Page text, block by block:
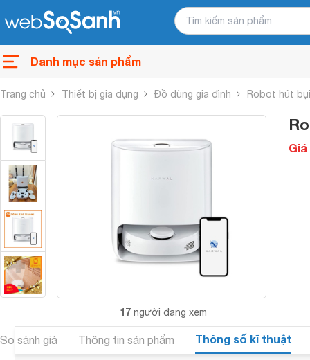
Danh mục sản phẩm
Trang chủ Thiết bị gia dụng Đồ dùng gia đình Robot hút bụi
17 người đang xem
Giá
So sánh giá Thông tin sản phẩm Thông số kĩ thuật